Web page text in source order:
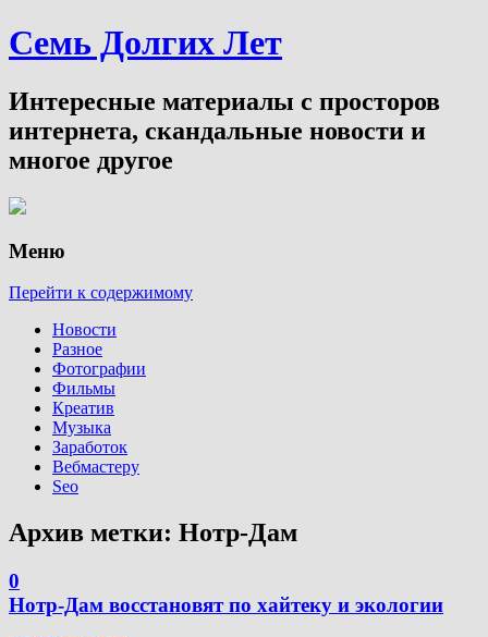
Семь Долгих Лет
Интересные материалы с просторов
интернета, скандальные новости и
многое другое
Меню
Перейти к содержимому
Новости
Разное
Фотографии
Фильмы
Креатив
Музыка
Заработок
Вебмастеру
Seo
Архив метки: Нотр-Дам
0
Нотр-Дам восстановят по хайтеку и экологии